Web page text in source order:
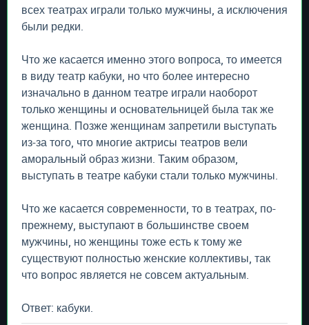
всех театрах играли только мужчины, а исключения
были редки.
Что же касается именно этого вопроса, то имеется
в виду театр кабуки, но что более интересно
изначально в данном театре играли наоборот
только женщины и основательницей была так же
женщина. Позже женщинам запретили выступать
из-за того, что многие актрисы театров вели
аморальный образ жизни. Таким образом,
выступать в театре кабуки стали только мужчины.
Что же касается современности, то в театрах, по-
прежнему, выступают в большинстве своем
мужчины, но женщины тоже есть к тому же
существуют полностью женские коллективы, так
что вопрос является не совсем актуальным.
Ответ: кабуки.